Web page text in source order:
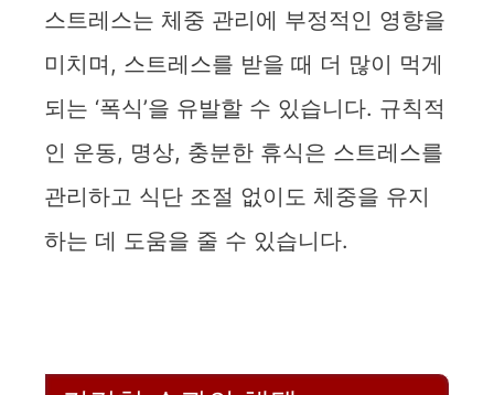
스트레스는 체중 관리에 부정적인 영향을
미치며, 스트레스를 받을 때 더 많이 먹게
되는 ‘폭식’을 유발할 수 있습니다. 규칙적
인 운동, 명상, 충분한 휴식은 스트레스를
관리하고 식단 조절 없이도 체중을 유지
하는 데 도움을 줄 수 있습니다.